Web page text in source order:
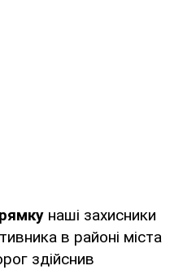
наші захисники
в районі міста
здійснив